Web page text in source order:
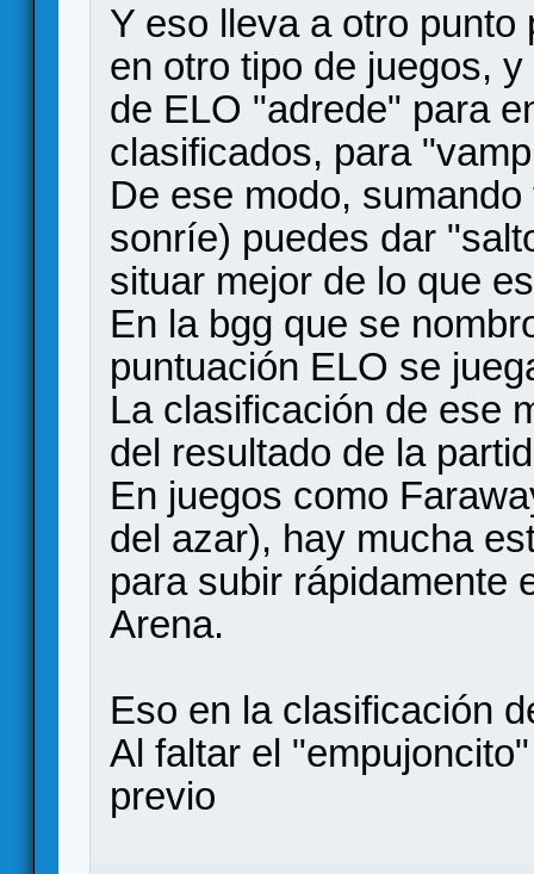
Y eso lleva a otro
en otro tipo de juegos,
de ELO "adrede" para
clasificados, para
De ese modo,
sonríe) puedes dar
situar mejor de lo que
En la bgg que se
puntuación ELO se
La clasificación de ese
del resultado de la
En juegos como
del azar), hay mucha
para subir rápidamente
Arena.
Eso en la clasificación
Al faltar el
previo